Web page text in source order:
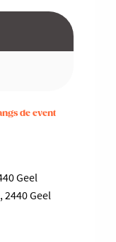
de event
Geel
2440 Geel